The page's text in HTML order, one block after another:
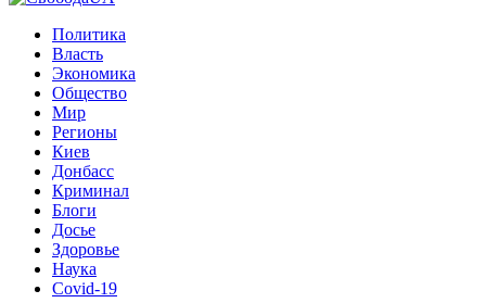
Политика
Власть
Экономика
Общество
Мир
Регионы
Киев
Донбасс
Криминал
Блоги
Досье
Здоровье
Наука
Covid-19